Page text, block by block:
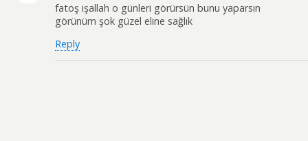
fatoş işallah o günleri görürsün bunu yaparsın
görünüm şok güzel eline sağlık
Reply